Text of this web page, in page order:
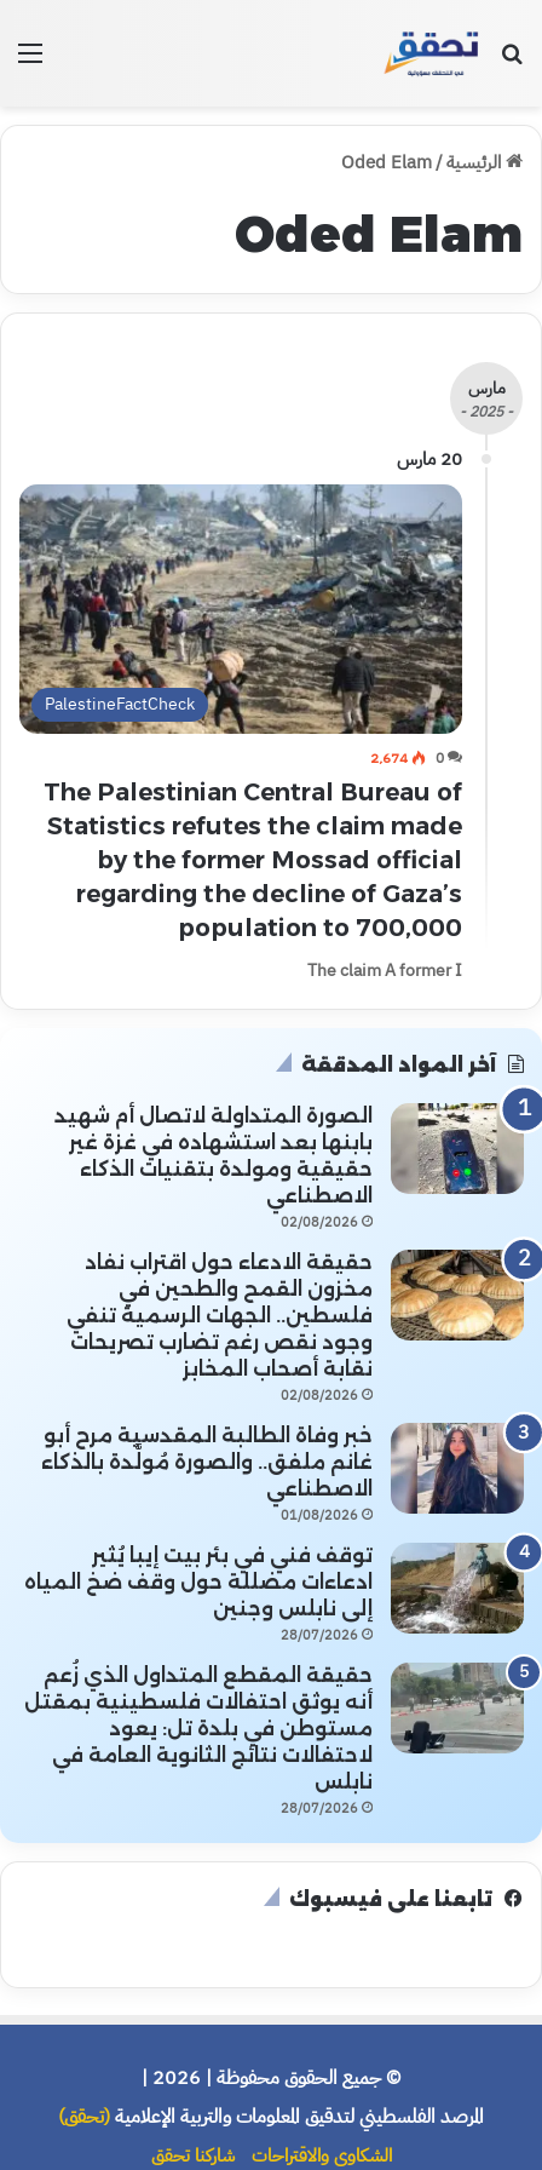
بحث عن
الرئيسية/
Oded Elam
Oded Elam
مارس
- 2025 -
20 مارس
PalestineFactCheck
0 2٬674
The Palestinian Central Bureau of
Statistics refutes the claim made
by the former Mossad official
regarding the decline of Gaza’s
population to 700,000
The claim A former I
آخر المواد المدققة
الصورة المتداولة لاتصال أم شهيد
بابنها بعد استشهاده في غزة غير
حقيقية ومولدة بتقنيات الذكاء
الاصطناعي
02/08/2026
حقيقة الادعاء حول اقتراب نفاد
مخزون القمح والطحين في
فلسطين.. الجهات الرسمية تنفي
وجود نقص رغم تضارب تصريحات
نقابة أصحاب المخابز
02/08/2026
خبر وفاة الطالبة المقدسية مرح أبو
غانم ملفق.. والصورة مُولَّدة بالذكاء
الاصطناعي
01/08/2026
توقف فني في بئر بيت إيبا يُثير
ادعاءات مضللة حول وقف ضخ المياه
إلى نابلس وجنين
28/07/2026
حقيقة المقطع المتداول الذي زُعم
أنه يوثق احتفالات فلسطينية بمقتل
مستوطن في بلدة تل: يعود
لاحتفالات نتائج الثانوية العامة في
نابلس
28/07/2026
تابعنا على فيسبوك
© جميع الحقوق محفوظة | 2026 |
المرصد الفلسطيني لتدقيق المعلومات والتربية الإعلامية(تحقق)
الشكاوى والاقتراحات شاركنا تحقق